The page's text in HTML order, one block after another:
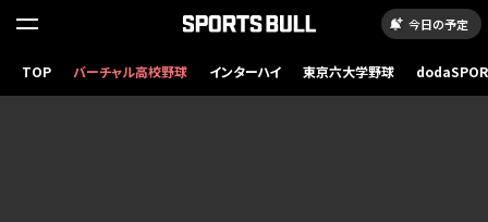
今日の予定
TOP バーチャル高校野球 インターハイ 東京六大学野球